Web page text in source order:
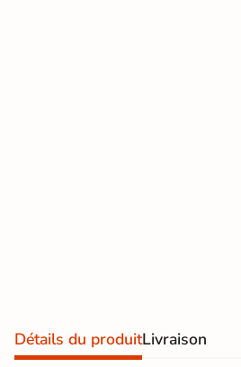
cuite &
Détails du produitLivraison